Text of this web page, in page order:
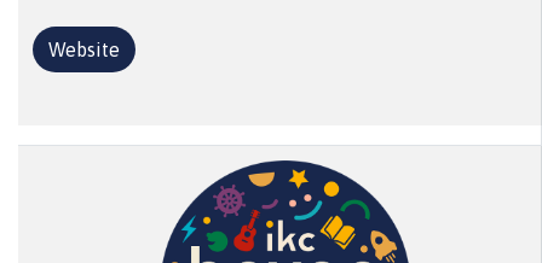
Website